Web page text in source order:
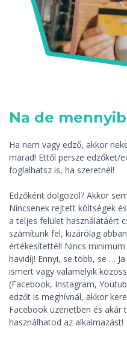
Na de
Ha nem vagy edző, akkor
marad! Ettől persze edzőket/
foglalhatsz is, ha szeretnél!
Edzőként dolgozol? Akkor
Nincsenek rejtett költségek
a teljes felület használatáért
számítunk fel, kizárólag
értékesítettél! Nincs
havidíj! Ennyi, se több, se …
ismert vagy valamelyik
(Facebook, Instagram,
edzőt is meghívnál, akkor
Facebook üzenetben és akár
használhatod az alkalmazást!